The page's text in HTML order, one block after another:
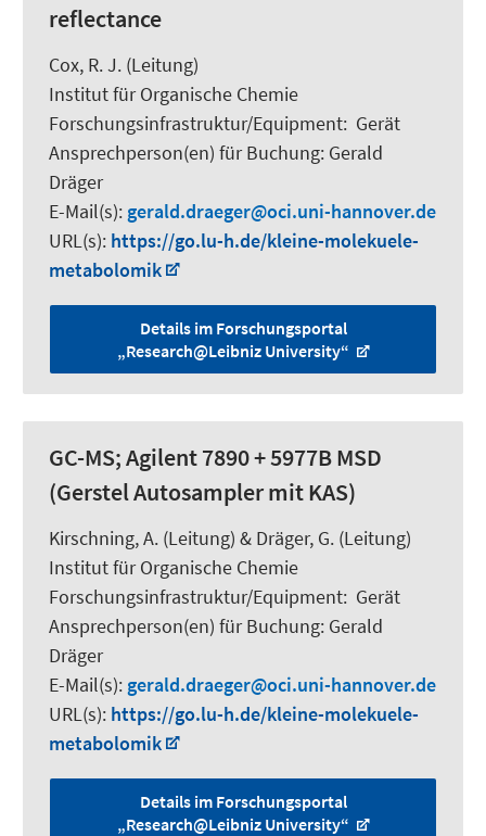
reflectance
Cox, R. J. (Leitung)
Institut für Organische Chemie
Forschungsinfrastruktur/Equipment: Gerät
Ansprechperson(en) für Buchung: Gerald
Dräger
E-Mail(s): gerald.draeger
oci.uni-hannover.de
URL(s): https://go.lu-h.de/kleine-molekuele-
metabolomik
Details im Forschungsportal
„Research@Leibniz University“
GC-MS; Agilent 7890 + 5977B MSD
(Gerstel Autosampler mit KAS)
Kirschning, A. (Leitung) & Dräger, G. (Leitung)
Institut für Organische Chemie
Forschungsinfrastruktur/Equipment: Gerät
Ansprechperson(en) für Buchung: Gerald
Dräger
E-Mail(s): gerald.draeger
oci.uni-hannover.de
URL(s): https://go.lu-h.de/kleine-molekuele-
metabolomik
Details im Forschungsportal
„Research@Leibniz University“